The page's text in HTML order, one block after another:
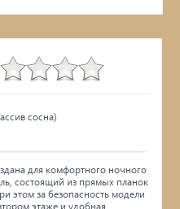
сосна)
для комфортного ночного
состоящий из прямых планок
этом за безопасность модели
этаже и удобная